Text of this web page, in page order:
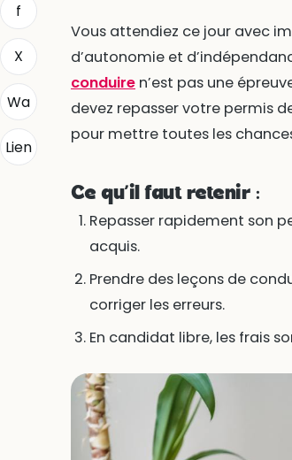
f
X
Wa
Lien
Vous attendiez ce jour avec
d’autonomie et
conduiren’est pas une
devez repasser votre permis
pour mettre toutes les
Ce qu’il faut retenir :
Repasser rapidement son
acquis.
Prendre des leçons de
corriger les erreurs.
En candidat libre, les frais